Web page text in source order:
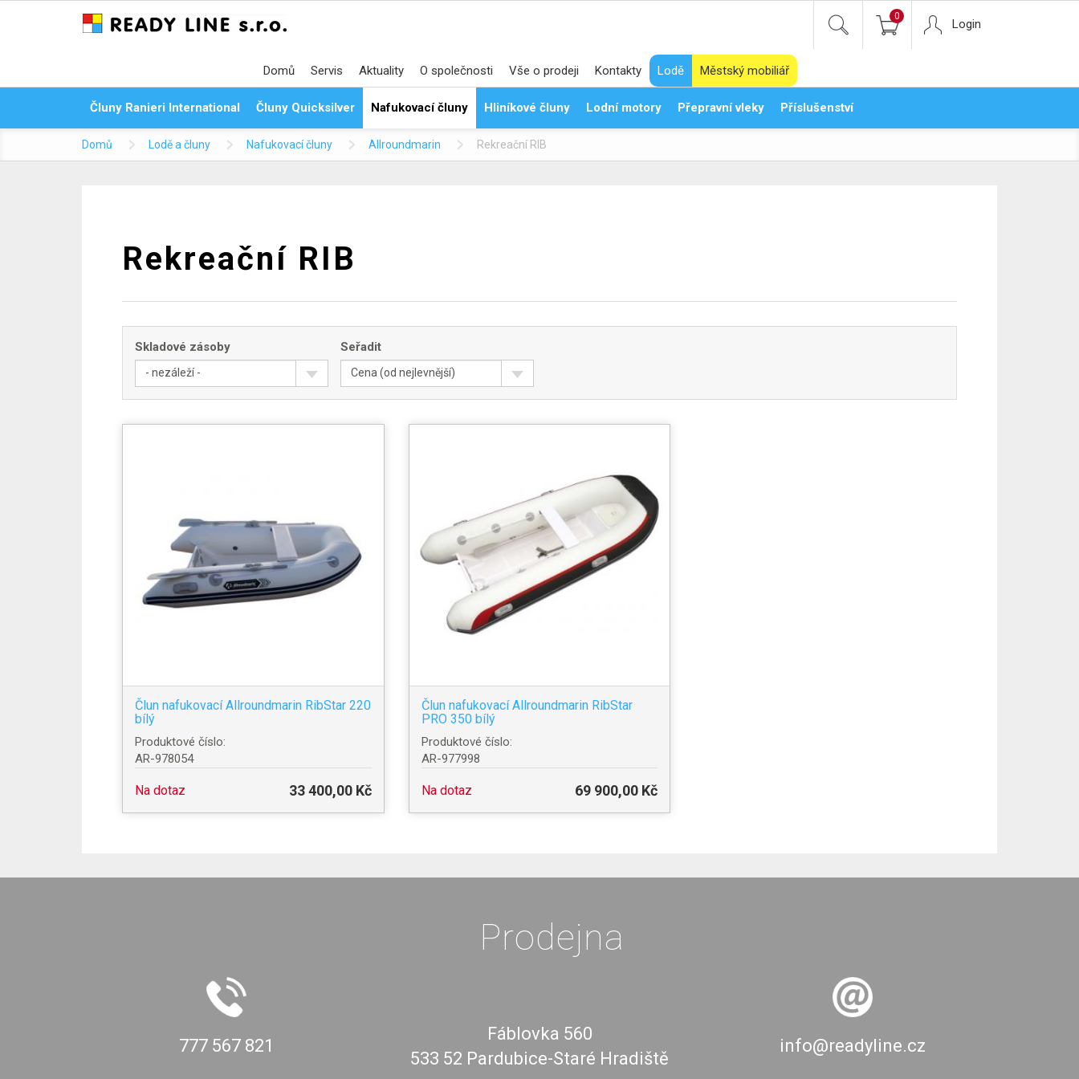
Login
0
Domů Servis Aktuality O společnosti Vše o prodeji Kontakty Lodě Městský mobiliář
Čluny Ranieri International Čluny Quicksilver Nafukovací čluny Hliníkové čluny Lodní motory Přepravní vleky Příslušenství
Domů Lodě a čluny Nafukovací čluny Allroundmarin Rekreační RIB
Rekreační RIB
Skladové zásoby
- nezáleží -
Seřadit
Cena (od nejlevnější)
Člun nafukovací Allroundmarin RibStar 220
bílý
Produktové číslo:
AR-978054
Na dotaz 33 400,00 Kč
Člun nafukovací Allroundmarin RibStar
PRO 350 bílý
Produktové číslo:
AR-977998
Na dotaz 69 900,00 Kč
Prodejna
777 567 821
Fáblovka 560
533 52 Pardubice-Staré Hradiště
info@readyline.cz